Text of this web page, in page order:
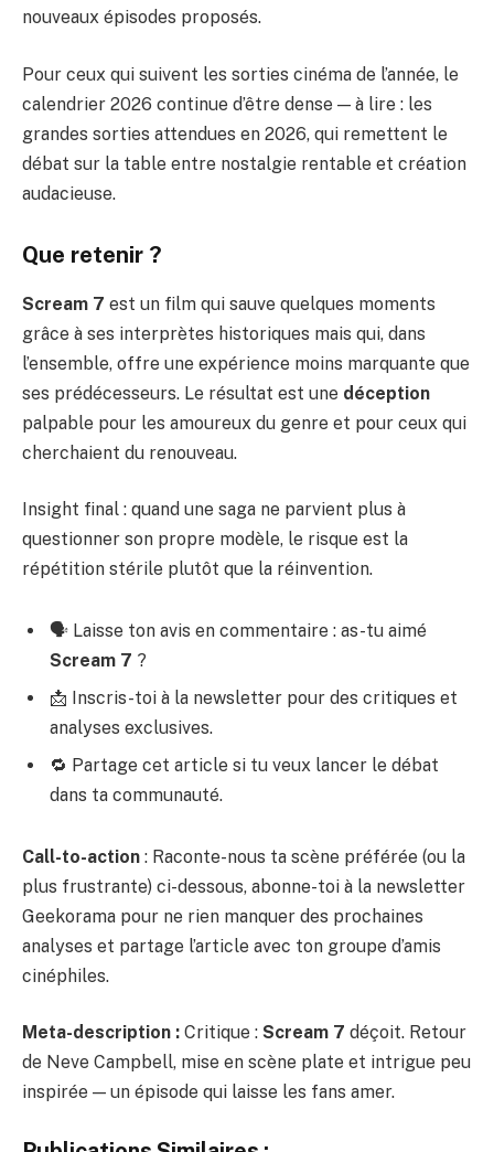
nouveaux épisodes proposés.
Pour ceux qui suivent les sorties cinéma de l’année, le
calendrier 2026 continue d’être dense — à lire : les
grandes sorties attendues en 2026, qui remettent le
débat sur la table entre nostalgie rentable et création
audacieuse.
Que retenir ?
Scream 7 est un film qui sauve quelques moments
grâce à ses interprètes historiques mais qui, dans
l’ensemble, offre une expérience moins marquante que
ses prédécesseurs. Le résultat est une déception
palpable pour les amoureux du genre et pour ceux qui
cherchaient du renouveau.
Insight final : quand une saga ne parvient plus à
questionner son propre modèle, le risque est la
répétition stérile plutôt que la réinvention.
🗣️ Laisse ton avis en commentaire : as-tu aimé
Scream 7 ?
📩 Inscris-toi à la newsletter pour des critiques et
analyses exclusives.
🔁 Partage cet article si tu veux lancer le débat
dans ta communauté.
Call-to-action : Raconte-nous ta scène préférée (ou la
plus frustrante) ci-dessous, abonne-toi à la newsletter
Geekorama pour ne rien manquer des prochaines
analyses et partage l’article avec ton groupe d’amis
cinéphiles.
Meta-description : Critique : Scream 7 déçoit. Retour
de Neve Campbell, mise en scène plate et intrigue peu
inspirée — un épisode qui laisse les fans amer.